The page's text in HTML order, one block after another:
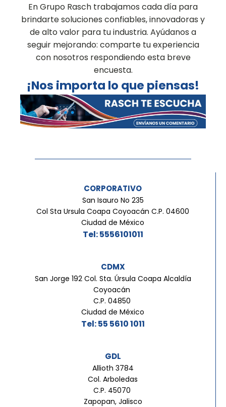
En Grupo Rasch trabajamos cada día para
brindarte soluciones confiables, innovadoras y
de alto valor para tu industria. Ayúdanos a
seguir mejorando: comparte tu experiencia
con nosotros respondiendo esta breve
encuesta.
¡Nos importa lo que piensas!
CORPORATIVO
San Isauro No 235
Col Sta Ursula Coapa Coyoacán C.P. 04600
Ciudad de México
Tel: 5556101011
CDMX
San Jorge 192 Col. Sta. Úrsula Coapa Alcaldía
Coyoacán
C.P. 04850
Ciudad de México
Tel: 55 5610 1011
GDL
Allioth 3784
Col. Arboledas
C.P. 45070
Zapopan, Jalisco